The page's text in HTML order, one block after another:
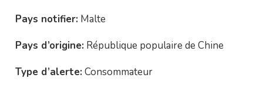
Pays notifier: Malte
Pays d’origine: République populaire de Chine
Type d’alerte: Consommateur